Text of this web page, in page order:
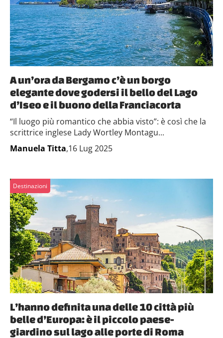
A un’ora da Bergamo c’è un borgo
elegante dove godersi il bello del Lago
d’Iseo e il buono della Franciacorta
“Il luogo più romantico che abbia visto”: è così che la
scrittrice inglese Lady Wortley Montagu...
Manuela Titta,16 Lug 2025
Destinazioni
L’hanno definita una delle 10 città più
belle d’Europa: è il piccolo paese-
giardino sul lago alle porte di Roma